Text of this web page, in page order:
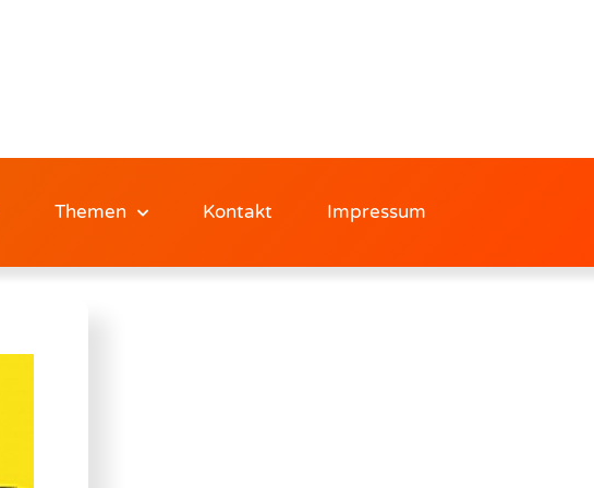
Themen Kontakt Impressum